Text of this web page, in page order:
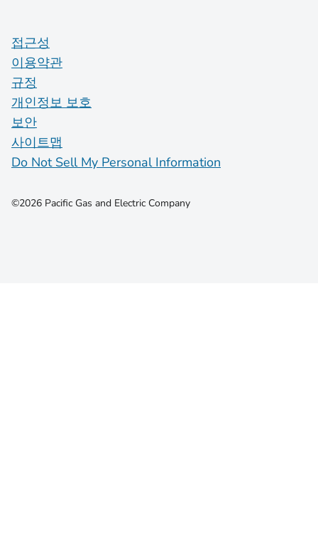
접근성
이용약관
규정
개인정보 보호
보안
사이트맵
Do Not Sell My Personal Information
©2026 Pacific Gas and Electric Company